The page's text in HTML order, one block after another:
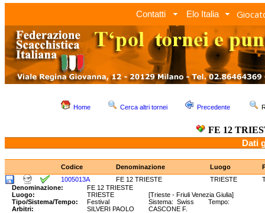
Contatti Elo Italia
Home Cerca altri tornei Precedente
FE 12
Dati
Codice Denominazione Luogo
1005013A
FE 12 TRIESTE TRIESTE
Denominazione:
FE 12 TRIESTE
Luogo:
TRIESTE
[Trieste - Friuli Venezia Giulia]
Tipo/Sistema/Tempo:
Festival
Sistema: Swiss Tempo:
Arbitri:
SILVERI PAOLO CASCONE F.